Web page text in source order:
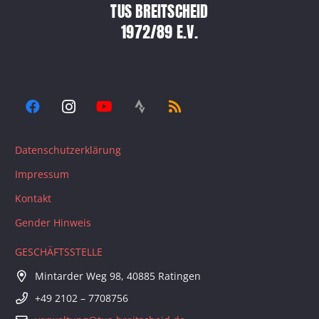
TUS BREITSCHEID
1972/89 E.V.
Datenschutzerklärung
Impressum
Kontakt
Gender Hinweis
GESCHÄFTSSTELLE
Mintarder Weg 98, 40885 Ratingen
+49 2102 – 7708756